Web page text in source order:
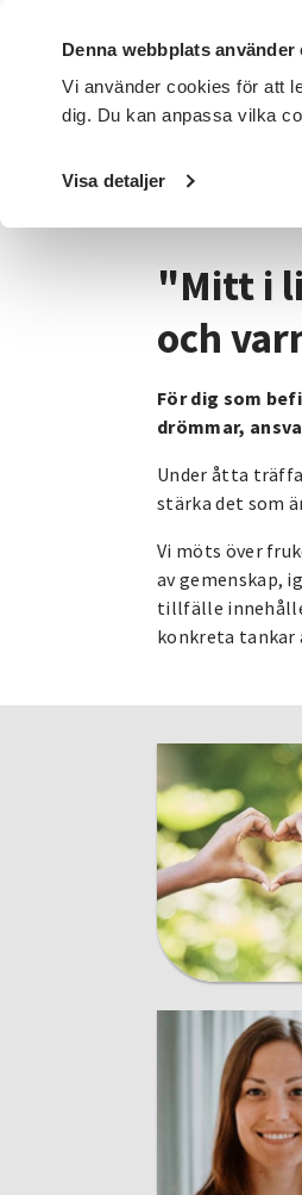
Denna webbplats använder
Vi använder cookies för att
dig. Du kan anpassa vilka
Visa detaljer
DET HÄR GÖR VI FÖR DIG
Startsida / Avdelningar
"Mitt i
och
För dig som
drömmar,
Under åtta
stärka det som
Vi möts över
av gemenskap,
tillfälle
konkreta tankar